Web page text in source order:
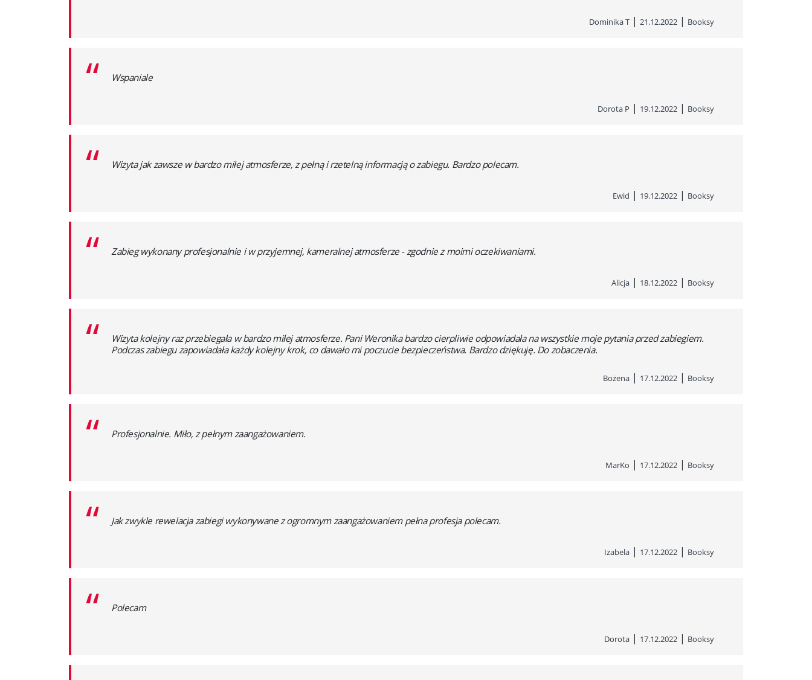
Dominika T | 21.12.2022 | Booksy
“ Wspaniale
Dorota P | 19.12.2022 | Booksy
“ Wizyta jak zawsze w bardzo miłej atmosferze, z pełną i rzetelną informacją o zabiegu. Bardzo polecam.
Ewid | 19.12.2022 | Booksy
“ Zabieg wykonany profesjonalnie i w przyjemnej, kameralnej atmosferze - zgodnie z moimi oczekiwaniami.
Alicja | 18.12.2022 | Booksy
“
Wizyta kolejny raz przebiegała w bardzo miłej atmosferze. Pani Weronika bardzo cierpliwie odpowiadała na wszystkie moje pytania przed zabiegiem.
Podczas zabiegu zapowiadała każdy kolejny krok, co dawało mi poczucie bezpieczeństwa. Bardzo dziękuję. Do zobaczenia.
Bożena | 17.12.2022 | Booksy
“ Profesjonalnie. Miło, z pełnym zaangażowaniem.
MarKo | 17.12.2022 | Booksy
“ Jak zwykle rewelacja zabiegi wykonywane z ogromnym zaangażowaniem pełna profesja polecam.
Izabela | 17.12.2022 | Booksy
“ Polecam
Dorota | 17.12.2022 | Booksy